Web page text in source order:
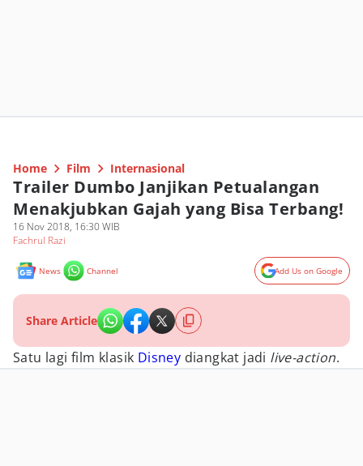
Home Film Internasional
Trailer Dumbo Janjikan Petualangan
Menakjubkan Gajah yang Bisa Terbang!
16 Nov 2018, 16:30 WIB
Fachrul Razi
News Channel Add Us on Google
Share Article
Satu lagi film klasik Disney diangkat jadi live-action.